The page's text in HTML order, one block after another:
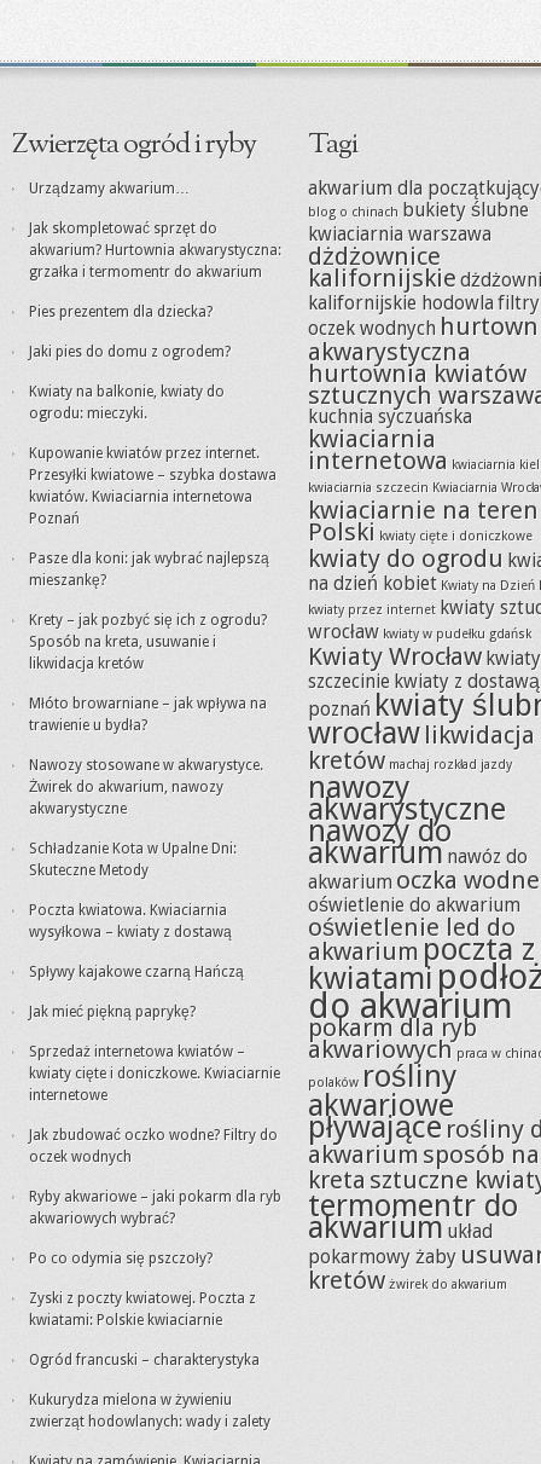
Zwierzęta ogród i ryby
Urządzamy akwarium…
Jak skompletować sprzęt do
akwarium? Hurtownia akwarystyczna:
grzałka i termomentr do akwarium
Pies prezentem dla dziecka?
Jaki pies do domu z ogrodem?
Kwiaty na balkonie, kwiaty do
ogrodu: mieczyki.
Kupowanie kwiatów przez internet.
Przesyłki kwiatowe – szybka dostawa
kwiatów. Kwiaciarnia internetowa
Poznań
Pasze dla koni: jak wybrać najlepszą
mieszankę?
Krety – jak pozbyć się ich z ogrodu?
Sposób na kreta, usuwanie i
likwidacja kretów
Młóto browarniane – jak wpływa na
trawienie u bydła?
Nawozy stosowane w akwarystyce.
Żwirek do akwarium, nawozy
akwarystyczne
Schładzanie Kota w Upalne Dni:
Skuteczne Metody
Poczta kwiatowa. Kwiaciarnia
wysyłkowa – kwiaty z dostawą
Spływy kajakowe czarną Hańczą
Jak mieć piękną paprykę?
Sprzedaż internetowa kwiatów –
kwiaty cięte i doniczkowe. Kwiaciarnie
internetowe
Jak zbudować oczko wodne? Filtry do
oczek wodnych
Ryby akwariowe – jaki pokarm dla ryb
akwariowych wybrać?
Po co odymia się pszczoły?
Zyski z poczty kwiatowej. Poczta z
kwiatami: Polskie kwiaciarnie
Ogród francuski – charakterystyka
Kukurydza mielona w żywieniu
zwierząt hodowlanych: wady i zalety
Tagi
akwarium dla
blog o chinach bukiety ślubne
kwiaciarnia warszawa
dżdżownice
kalifornijskie
kalifornijskie hodowla filtry
oczek wodnych
akwarystyczna
hurtownia kwiatów
sztucznych
kuchnia syczuańska
kwiaciarnia
internetowa kwiaciarnia
kwiaciarnia szczecin Kwiaciarnia
kwiaciarnie na
Polski kwiaty cięte i doniczkowe
kwiaty do ogrodu
na dzień kobiet Kwiaty na Dzień
kwiaty przez internet kwiaty
wrocław kwiaty w pudełku gdańsk
Kwiaty Wrocław
szczecinie kwiaty z dostawą
poznań kwiaty
wrocław likwidacja
kretów machaj rozkład jazdy
nawozy
akwarystyczne
nawozy do
akwarium nawóz do
akwarium oczka wodne
oświetlenie do akwarium
oświetlenie led do
akwarium poczta z
kwiatami
do akwarium
pokarm dla ryb
akwariowych praca w
polaków rośliny
akwariowe
pływające rośliny
akwarium sposób na
kreta sztuczne
termomentr do
akwarium układ
pokarmowy żaby
kretów żwirek do akwarium